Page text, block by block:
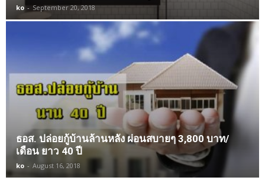
ko - September 20, 2018
ธอส. ปล่อยกู้บ้านล้านหลัง ผ่อนสบายๆ 3,800 บาท/
เดือน ยาว 40 ปี
ko - August 16, 2018